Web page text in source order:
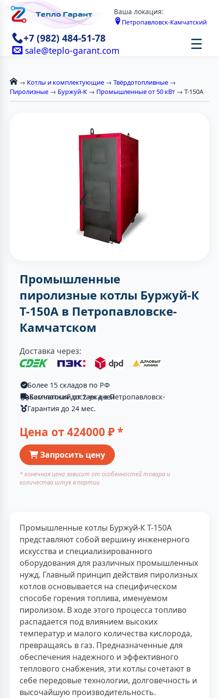
Ваша локация:
Петропавловск-Камчатский
+7 (982) 484-51-78
sale@teplo-garant.com ☰
→ Котлы и комплектующие → Твёрдотопливные →
Пиролизные → Буржуй-К → Промышленные от 50 кВт → Т-150A
Промышленные
пиролизные котлы Буржуй-К
Т-150А в Петропавловске-
Камчатском
Доставка через:
Более 15 складов по РФ
Бесплатная доставка в Петропавловск-Камчатский от 2-ух дней
Гарантия до 24 мес.
Цена от424000 ₽ *
Запросить цену
* конечная цена зависит от особенностей товара и
количества штук в партии
Промышленные котлы Буржуй-К Т-150А
представляют собой вершину инженерного
искусства и специализированного
оборудования для различных промышленных
нужд. Главный принцип действия пиролизных
котлов основывается на специфическом
способе горения топлива, именуемом
пиролизом. В ходе этого процесса топливо
распадается под влиянием высоких
температур и малого количества кислорода,
превращаясь в газ. Предназначенные для
обеспечения надежного и эффективного
теплового снабжения, эти котлы сочетают в
себе передовые технологии, долговечность и
высочайшую производительность.